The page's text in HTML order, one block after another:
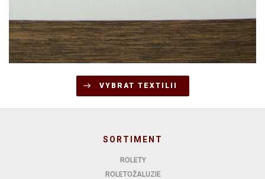
VYBRAT TEXTILII
SORTIMENT
ROLETY
ROLETOŽALUZIE